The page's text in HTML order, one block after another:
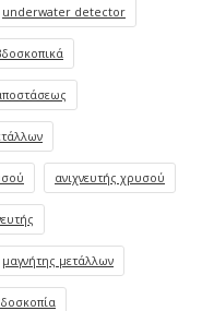
underwater detector
ανιχνευτής χρυσού
μαγνήτης μετάλλων